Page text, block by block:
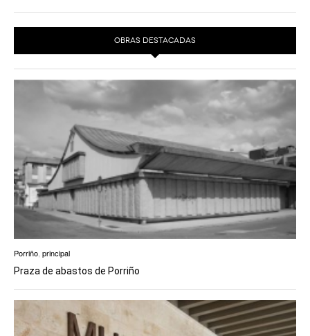
OBRAS DESTACADAS
Porriño principal
Praza de abastos de Porriño